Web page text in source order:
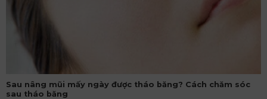
Sau nâng mũi mấy ngày được tháo băng? Cách chăm sóc
sau tháo băng